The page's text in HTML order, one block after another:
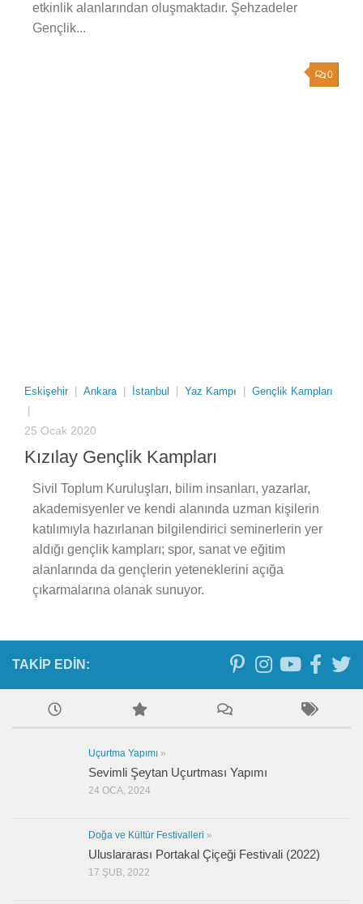
etkinlik alanlarından oluşmaktadır. Şehzadeler
Gençlik...
0
Eskişehir Ankara İstanbul Yaz Kampı
Gençlik Kampları
25 Ocak 2020
Kızılay Gençlik Kampları
Sivil Toplum Kuruluşları, bilim insanları, yazarlar,
akademisyenler ve kendi alanında uzman kişilerin
katılımıyla hazırlanan bilgilendirici seminerlerin yer
aldığı gençlik kampları; spor, sanat ve eğitim
alanlarında da gençlerin yeteneklerini açığa
çıkarmalarına olanak sunuyor.
TAKIP EDIN:
Uçurtma Yapımı »
Sevimli Şeytan Uçurtması Yapımı
24 OCA, 2024
Doğa ve Kültür Festivalleri »
Uluslararası Portakal Çiçeği Festivali (2022)
17 ŞUB, 2022